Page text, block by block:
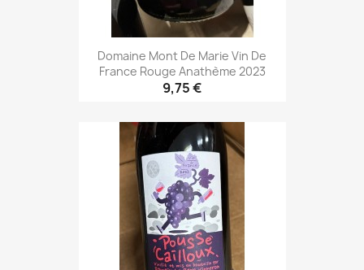
Domaine Mont De Marie Vin De
France Rouge Anathème 2023
9,75 €